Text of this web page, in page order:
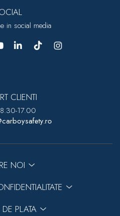
in social media
CLIENTI
17.00
NOI
PLATA